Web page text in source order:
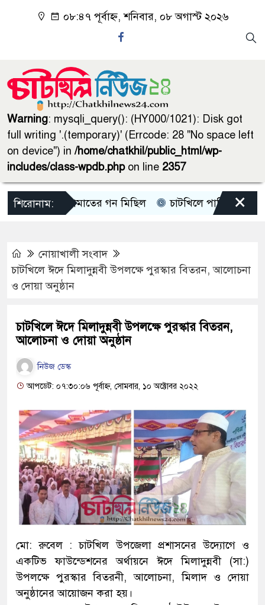
০৮:৪৭ পূর্বাহ্ন, শনিবার, ০৮ অগাস্ট ২০২৬
Warning: mysqli_query(): (HY000/1021): Disk got
full writing '.(temporary)' (Errcode: 28 "No space left
on device") in/home/chatkhil/public_html/wp-
includes/class-wpdb.phpon line 2357
শিরোনাম:
চাটখিলে জামাতের গন মিছিল চাটখিলে পানিতে ডুবে×
নোয়াখালী সংবাদ
চাটখিলে ঈদে মিলাদুন্নবী উপলক্ষে পুরস্কার বিতরন, আলোচনা
ও দোয়া অনুষ্ঠান
চাটখিলে ঈদে মিলাদুন্নবী উপলক্ষে পুরস্কার বিতরন,
আলোচনা ও দোয়া অনুষ্ঠান
নিউজ ডেস্ক
আপডেট: ০৭:৩০:০৬ পূর্বাহ্ন, সোমবার, ১০ অক্টোবর ২০২২
মো: রুবেল : চাটখিল উপজেলা প্রশাসনের উদ্যোগে ও
একটিভ ফাউন্ডেশনের অর্থায়নে ঈদে মিলাদুন্নবী (সা:)
উপলক্ষে পুরস্কার বিতরনী, আলোচনা, মিলাদ ও দোয়া
অনুষ্ঠানের আয়োজন করা হয়।